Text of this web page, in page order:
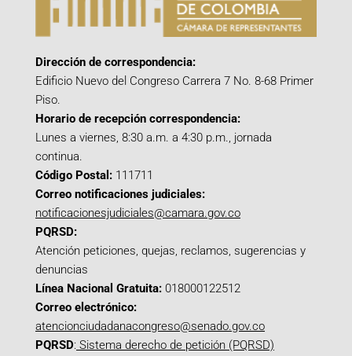
Dirección de correspondencia:
Edificio Nuevo del Congreso Carrera 7 No. 8-68 Primer
Piso.
Horario de recepción correspondencia:
Lunes a viernes, 8:30 a.m. a 4:30 p.m., jornada
continua.
Código Postal: 111711
Correo notificaciones judiciales:
notificacionesjudiciales@camara.gov.co
PQRSD:
Atención peticiones, quejas, reclamos, sugerencias y
denuncias
Línea Nacional Gratuita: 018000122512
Correo electrónico:
atencionciudadanacongreso@senado.gov.co
PQRSD: Sistema derecho de petición (PQRSD)